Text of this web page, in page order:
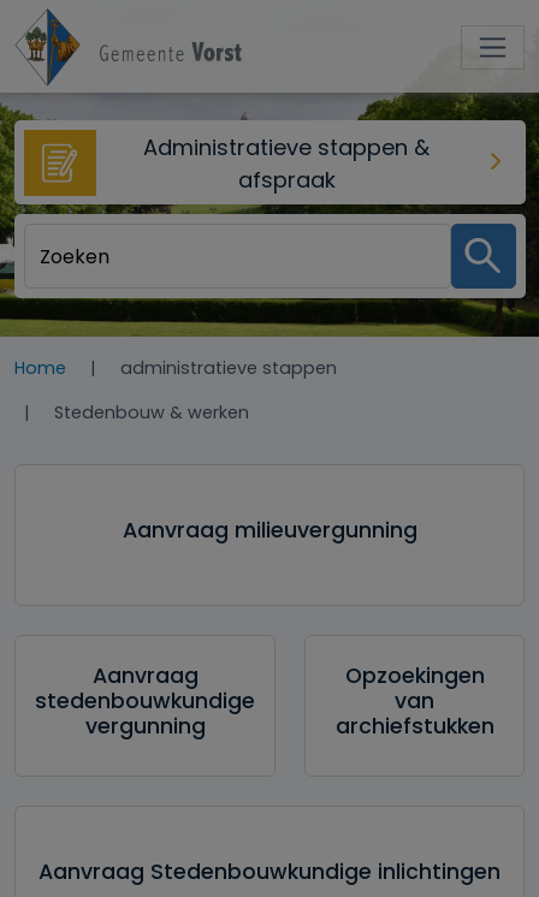
Overslaan en naar de inhoud gaan
Administratieve stappen &
afspraak
Home
administratieve stappen
Stedenbouw & werken
Aanvraag milieuvergunning
Aanvraag
stedenbouwkundige
vergunning
Opzoekingen
van
archiefstukken
Aanvraag Stedenbouwkundige inlichtingen